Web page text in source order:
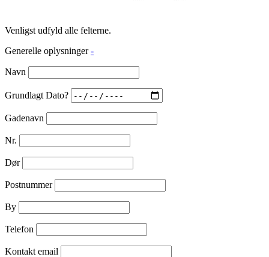
Venligst udfyld alle felterne.
Generelle oplysninger -
Navn
Grundlagt Dato?
Gadenavn
Nr.
Dør
Postnummer
By
Telefon
Kontakt email